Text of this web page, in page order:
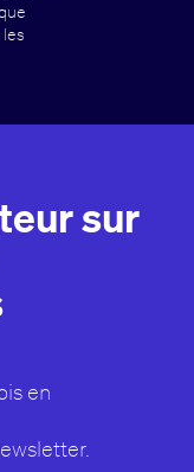
sur
en